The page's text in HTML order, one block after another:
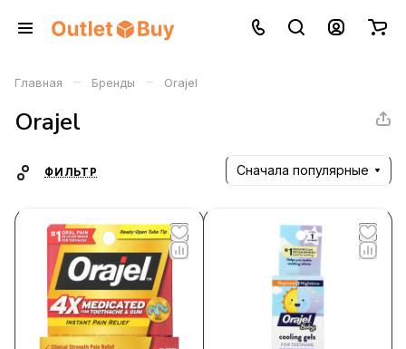
Главная – Бренды – Orajel
Orajel
ФИЛЬТР Сначала популярные